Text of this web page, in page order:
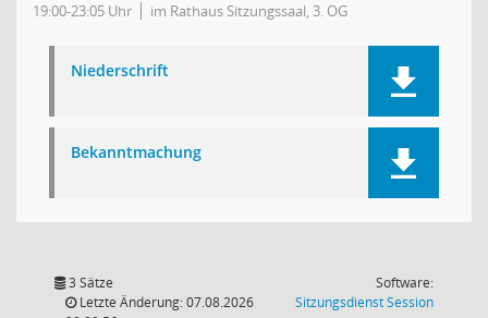
19:00-23:05 Uhr im Rathaus Sitzungssaal, 3. OG
Niederschrift
Bekanntmachung
3 Sätze
Letzte Änderung: 07.08.2026
Software:
SitzungsdienstSession(Wird in